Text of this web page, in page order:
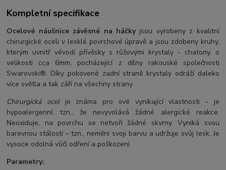
Kompletní specifikace
Ocelové náušnice závěsné na háčkyjsou vyrobeny z kvalitní
chirurgické oceli v lesklé povrchové úpravě a jsou zdobeny kruhy,
kterým uvnitř vévodí přívěsky s růžovými krystaly - chatony, o
velikosti cca 6mm, pocházející z dílny rakouské společnosti
Swarovski®. Díky pokovené zadní straně krystaly odráží daleko
více světla a tak září na všechny strany.
Chirurgická ocelje známa pro své vynikající vlastnosti - je
hypoalergenní, tzn., že nevyvolává žádné alergické reakce.
Neoxiduje, na povrchu se netvoří žádné skvrny. Vyniká svou
barevnou stálostí – tzn., nemění svoji barvu a udržuje svůj lesk. Je
vysoce odolná vůči odření a poškození.
Parametry: